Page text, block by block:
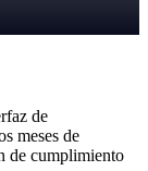
de
meses de
de cumplimiento